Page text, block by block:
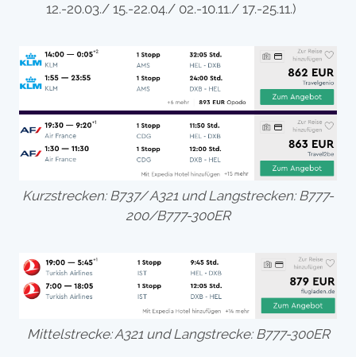
12.-20.03./ 15.-22.04./ 02.-10.11./ 17.-25.11.)
Kurzstrecken: B737/ A321 und Langstrecken: B777-
200/B777-300ER
Mittelstrecke: A321 und Langstrecke: B777-300ER